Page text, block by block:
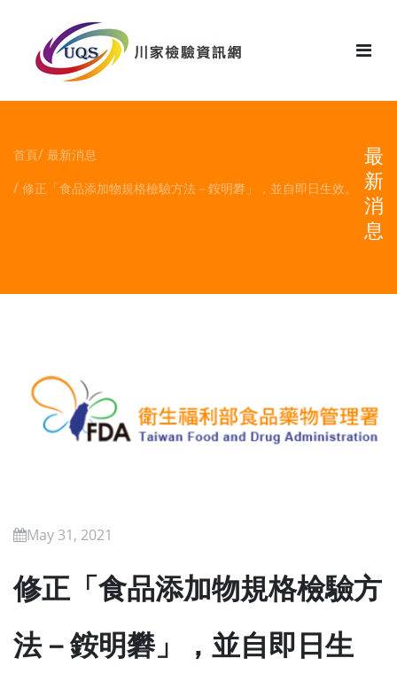
首頁 最新消息
修正「食品添加物規格檢驗方法－銨明礬」，並自即日生效。
最
新
消
息
May 31, 2021
修正「食品添加物規格檢驗方
法－銨明礬」，並自即日生